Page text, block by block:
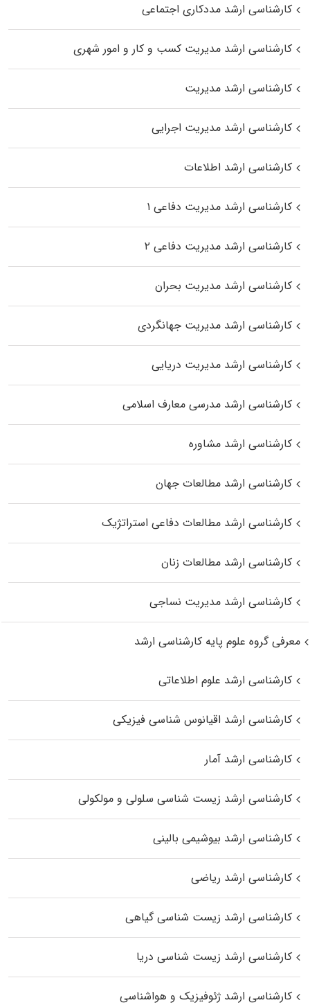
کارشناسی ارشد مددکاری اجتماعی
کارشناسی ارشد مدیریت کسب و کار و امور شهری
کارشناسی ارشد مدیریت
کارشناسی ارشد مدیریت اجرایی
کارشناسی ارشد اطلاعات
کارشناسی ارشد مدیریت دفاعی ۱
کارشناسی ارشد مدیریت دفاعی ۲
کارشناسی ارشد مدیریت بحران
کارشناسی ارشد مدیریت جهانگردی
کارشناسی ارشد مدیریت دریایی
کارشناسی ارشد مدرسی معارف اسلامی
کارشناسی ارشد مشاوره
کارشناسی ارشد مطالعات جهان
کارشناسی ارشد مطالعات دفاعی استراتژیک
کارشناسی ارشد مطالعات زنان
کارشناسی ارشد مدیریت نساجی
معرفی گروه علوم پایه کارشناسی ارشد
کارشناسی ارشد علوم اطلاعاتی
کارشناسی ارشد اقیانوس‌ شناسی فیزیکی
کارشناسی ارشد آمار
کارشناسی ارشد زیست شناسی سلولی و مولکولی
کارشناسی ارشد بیوشیمی بالینی
کارشناسی ارشد ریاضی
کارشناسی ارشد زیست‌ شناسی گیاهی
کارشناسی ارشد زیست‌ شناسی دریا
کارشناسی ارشد ژئوفیزیک و هواشناسی